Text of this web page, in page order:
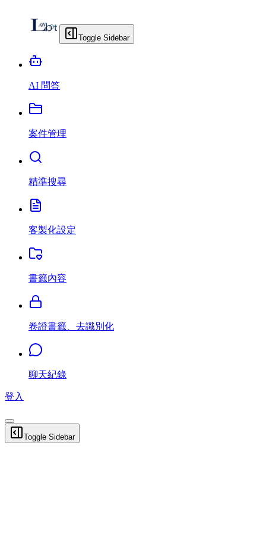
Toggle Sidebar
AI 問答
案件管理
精準搜尋
客製化設定
書籤內容
卷證書籤、去識別化
聊天紀錄
登入
Toggle Sidebar